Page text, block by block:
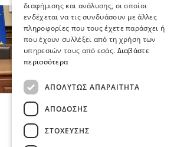
Επικαιρότητα
Αίτημα για αύξηση
στην Π.Κ.Μ -
16 Ιου 2026, 17:17
διαφήμισης και ανάλυσης, οι οποίοι
ενδέχεται να τις συνδυάσουν με άλλες
πληροφορίες που τους έχετε παράσχει ή
που έχουν συλλέξει από τη χρήση των
υπηρεσιών τους από εσάς. Διαβάστε
περισσότερα
ΑΠΟΛΎΤΩΣ ΑΠΑΡΑΊΤΗΤΑ
ΑΠΌΔΟΣΗΣ
ΣΤΌΧΕΥΣΗΣ